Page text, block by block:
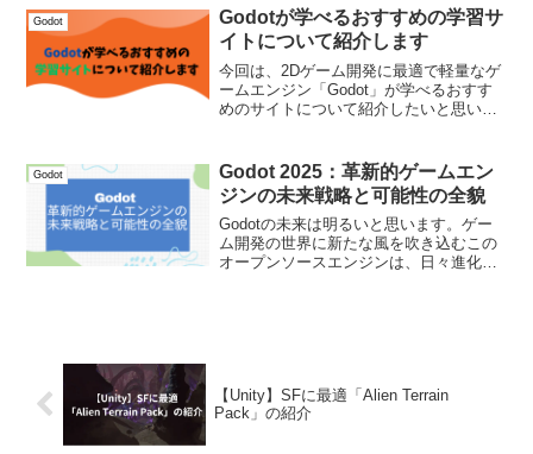
のやり取り（イベント）をスムーズに...
Godot
Godotが学べるおすすめの学習サ
イトについて紹介します
今回は、2Dゲーム開発に最適で軽量なゲ
ームエンジン「Godot」が学べるおすす
めのサイトについて紹介したいと思いま
言えばやはり大手のUnityやUnrealEngi...
Godot
Godot 2025：革新的ゲームエン
ジンの未来戦略と可能性の全貌
Godotの未来は明るいと思います。ゲー
ム開発の世界に新たな風を吹き込むこの
オープンソースエンジンは、日々進化を
【Unity】SFに最適「Alien Terrain
Pack」の紹介